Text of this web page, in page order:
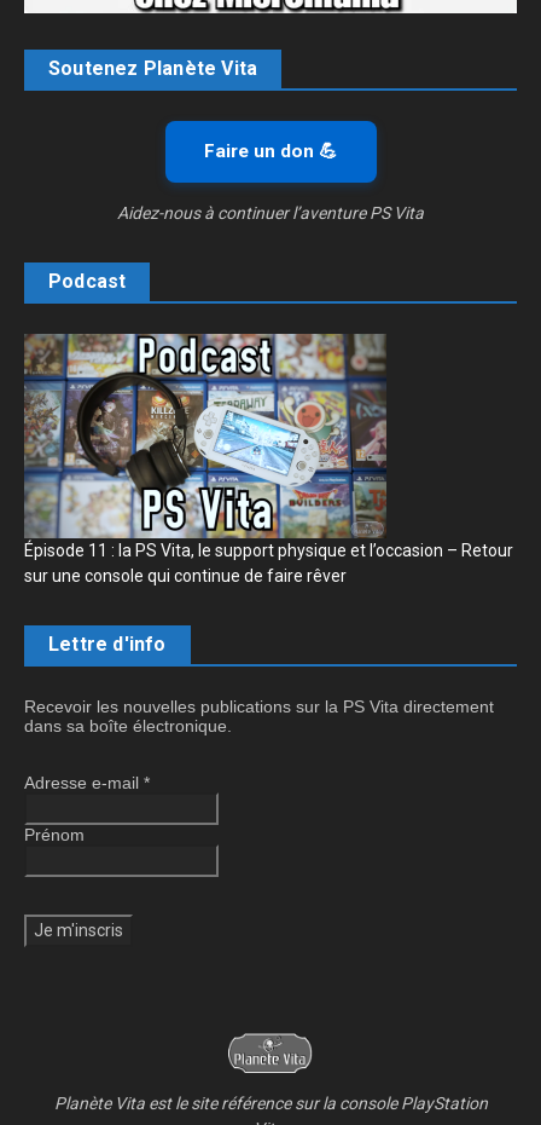
Soutenez Planète Vita
Faire un don 💪
Aidez-nous à continuer l’aventure PS Vita
Podcast
Épisode 11 : la PS Vita, le support physique et l’occasion – Retour
sur une console qui continue de faire rêver
Lettre d'info
Recevoir les nouvelles publications sur la PS Vita directement
dans sa boîte électronique.
Adresse e-mail *
Prénom
Planète Vita est le site référence sur la console PlayStation